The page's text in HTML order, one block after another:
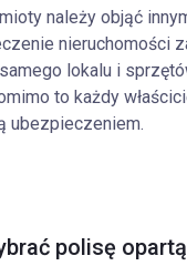
należy objąć
nieruchomości
lokalu i
to każdy
ubezpieczeniem.
polisę